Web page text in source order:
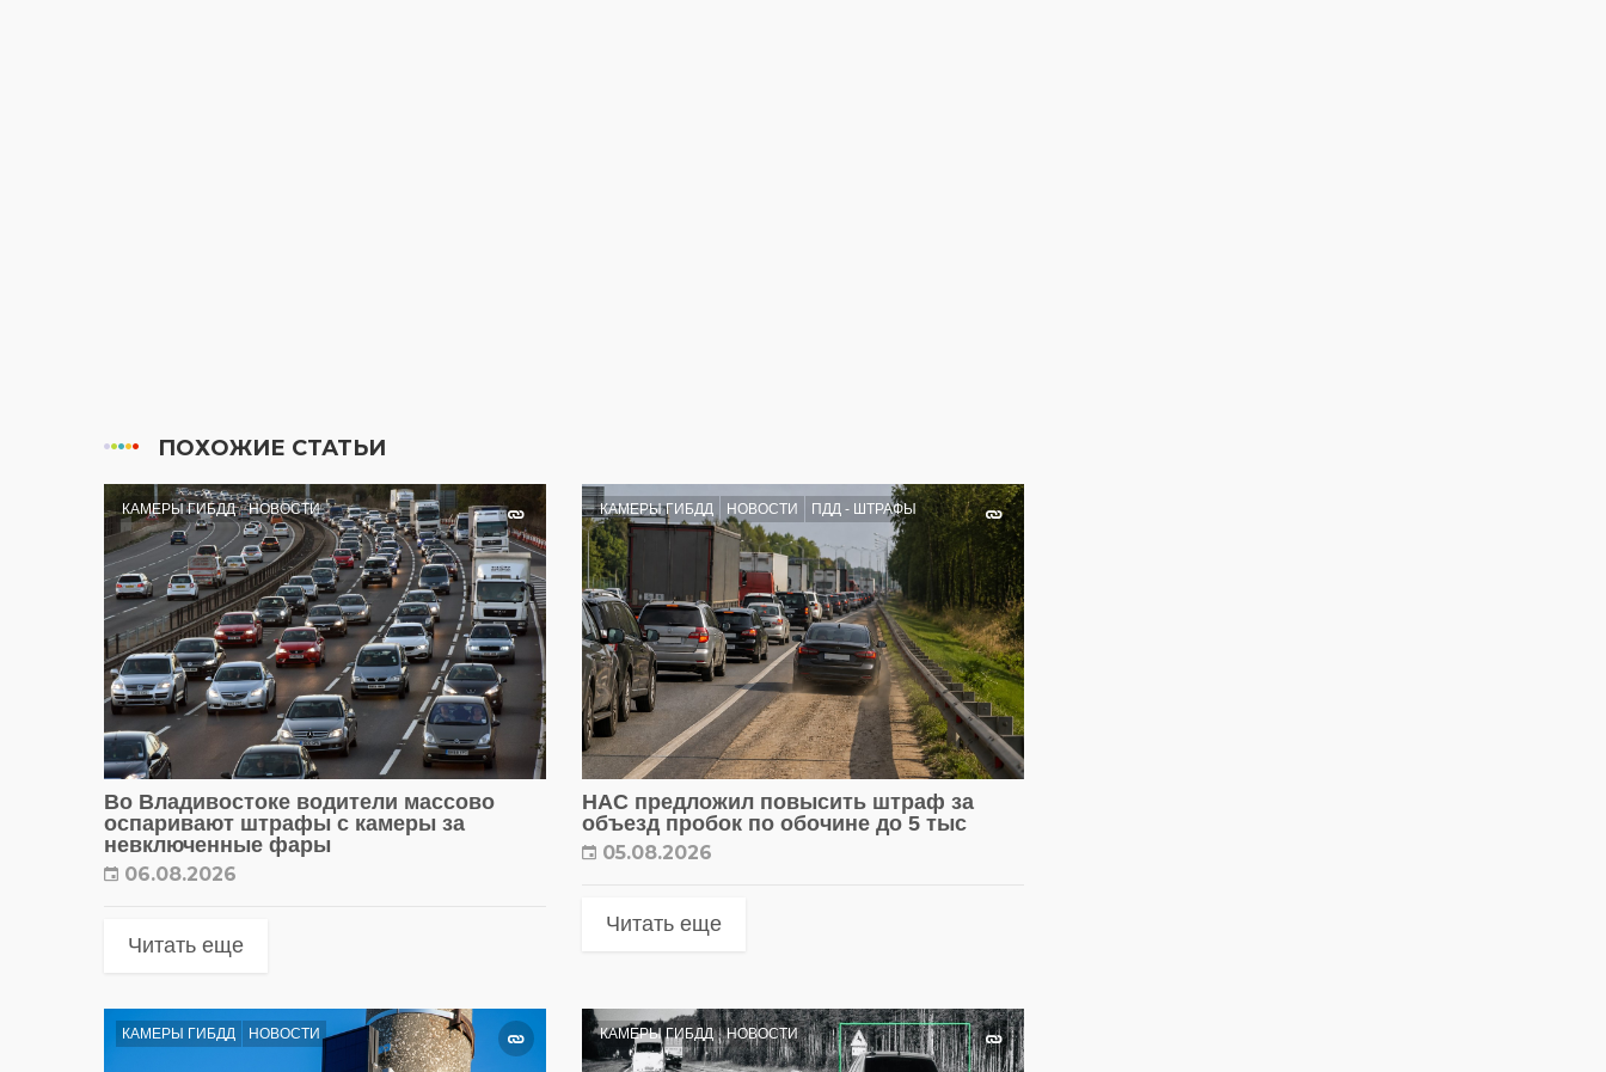
ПОХОЖИЕ СТАТЬИ
КАМЕРЫ ГИБДД НОВОСТИ
Во Владивостоке водители массово
оспаривают штрафы с камеры за
невключенные фары
06.08.2026
Читать еще
КАМЕРЫ ГИБДД НОВОСТИ ПДД - ШТРАФЫ
НАС предложил повысить штраф за
объезд пробок по обочине до 5 тыс
05.08.2026
Читать еще
КАМЕРЫ ГИБДД НОВОСТИ КАМЕРЫ ГИБДД НОВОСТИ